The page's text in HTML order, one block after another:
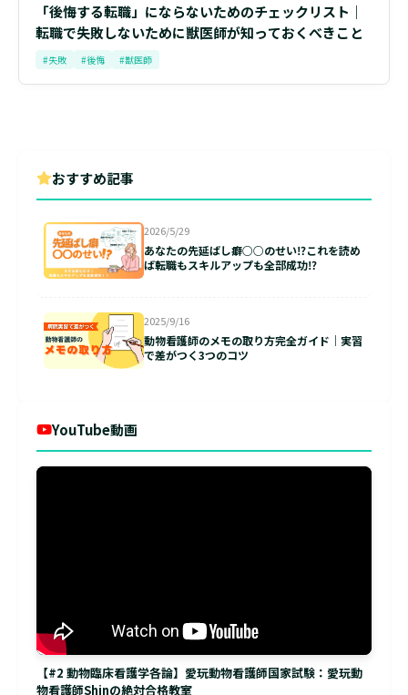
「後悔する転職」にならないためのチェックリスト｜
転職で失敗しないために獣医師が知っておくべきこと
#失敗 #後悔 #獣医師
おすすめ記事
2026/5/29
あなたの先延ばし癖○○のせい⁉これを読め
ば転職もスキルアップも全部成功⁉
2025/9/16
動物看護師のメモの取り方完全ガイド｜実習
で差がつく3つのコツ
YouTube動画
【#2 動物臨床看護学各論】愛玩動物看護師国家試験：愛玩動
物看護師Shinの絶対合格教室